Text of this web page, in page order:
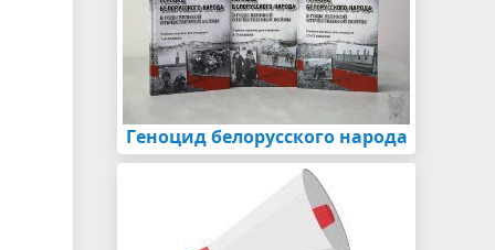
Геноцид белорусского народа